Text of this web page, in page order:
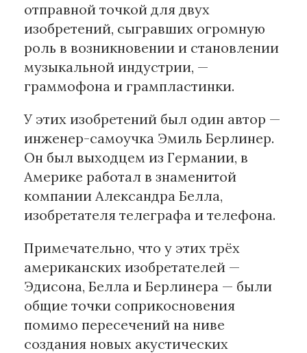
отправной точкой для двух
изобретений, сыгравших огромную
роль в возникновении и становлении
музыкальной индустрии, —
граммофона и грампластинки.
У этих изобретений был один автор —
инженер-самоучка Эмиль Берлинер.
Он был выходцем из Германии, в
Америке работал в знаменитой
компании Александра Белла,
изобретателя телеграфа и телефона.
Примечательно, что у этих трёх
американских изобретателей —
Эдисона, Белла и Берлинера — были
общие точки соприкосновения
помимо пересечений на ниве
создания новых акустических